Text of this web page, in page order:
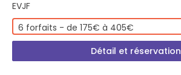
EVJF
6 forfaits - de 175€ à 405€
Détail et réservation